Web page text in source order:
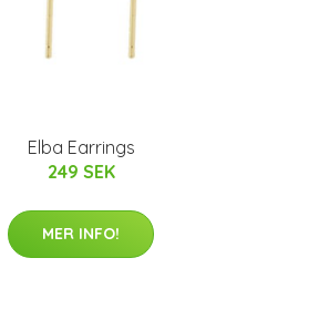
Elba Earrings
249 SEK
MER INFO!